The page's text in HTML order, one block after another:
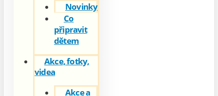
Novinky
Co
připravit
dětem
Akce, fotky,
videa
Akce a